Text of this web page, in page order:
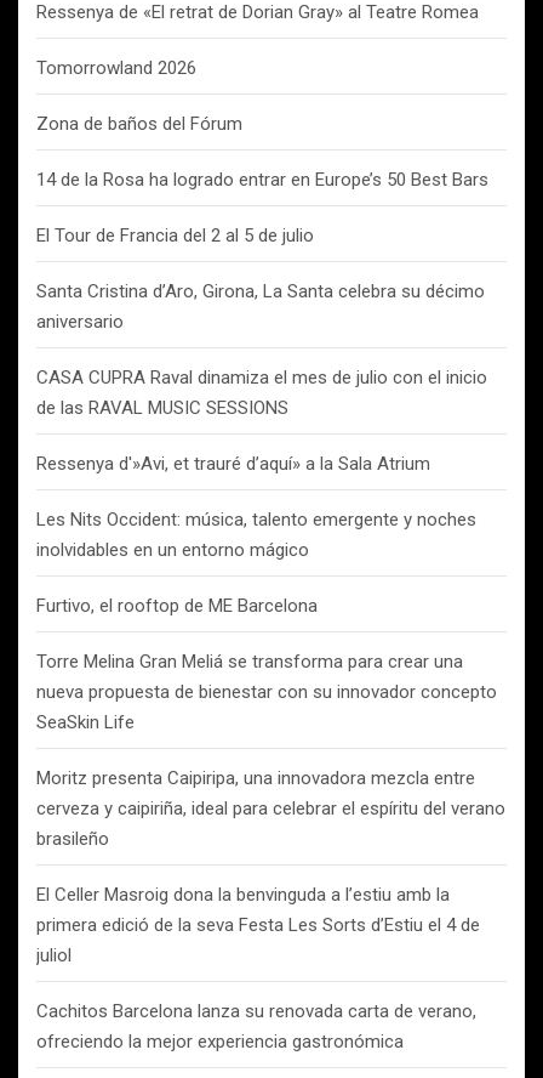
Ressenya de «El retrat de Dorian Gray» al Teatre Romea
Tomorrowland 2026
Zona de baños del Fórum
14 de la Rosa ha logrado entrar en Europe’s 50 Best Bars
El Tour de Francia del 2 al 5 de julio
Santa Cristina d’Aro, Girona, La Santa celebra su décimo
aniversario
CASA CUPRA Raval dinamiza el mes de julio con el inicio
de las RAVAL MUSIC SESSIONS
Ressenya d'»Avi, et trauré d’aquí» a la Sala Atrium
Les Nits Occident: música, talento emergente y noches
inolvidables en un entorno mágico
Furtivo, el rooftop de ME Barcelona
Torre Melina Gran Meliá se transforma para crear una
nueva propuesta de bienestar con su innovador concepto
SeaSkin Life
Moritz presenta Caipiripa, una innovadora mezcla entre
cerveza y caipiriña, ideal para celebrar el espíritu del verano
brasileño
El Celler Masroig dona la benvinguda a l’estiu amb la
primera edició de la seva Festa Les Sorts d’Estiu el 4 de
juliol
Cachitos Barcelona lanza su renovada carta de verano,
ofreciendo la mejor experiencia gastronómica